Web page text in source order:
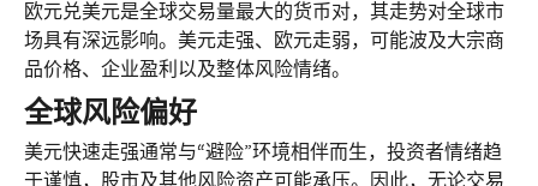
欧元兑美元是全球交易量最大的货币对，其走势对全球市
场具有深远影响。美元走强、欧元走弱，可能波及大宗商
品价格、企业盈利以及整体风险情绪。
全球风险偏好
美元快速走强通常与“避险”环境相伴而生，投资者情绪趋
于谨慎，股市及其他风险资产可能承压。因此，无论交易